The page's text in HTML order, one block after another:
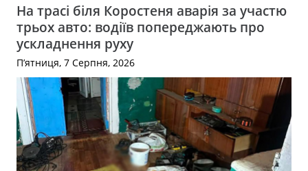
На трасі біля Коростеня аварія за участю
трьох авто: водіїв попереджають про
ускладнення руху
П’ятниця, 7 Серпня, 2026